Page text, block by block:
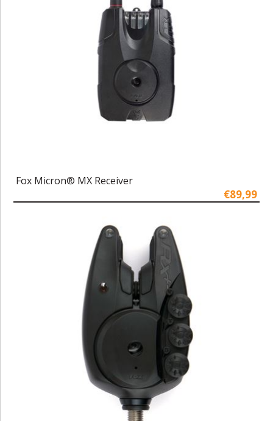
Fox Micron® MX Receiver
€89,99